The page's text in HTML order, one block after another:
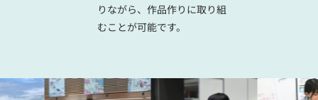
りながら、作品作りに取り組
むことが可能です。